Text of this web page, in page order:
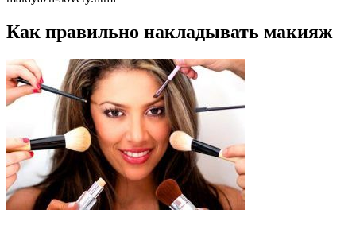
Как правильно накладывать макияж